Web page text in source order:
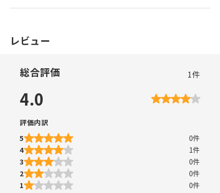
レビュー
総合評価 1件
4.0
評価内訳
5
0件
4
1件
3
0件
2
0件
1
0件